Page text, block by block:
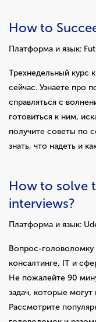
How to
Платформа и язык:
Трехнедельный курс
сейчас. Узнаете про
справляться с
готовиться к ним,
получите советы по
знать, что надеть и
How to solve
interviews?
Платформа и язык:
Вопрос-головоломку
консалтинге, IT и
Не пожалейте 90
задач, которые могут
Рассмотрите